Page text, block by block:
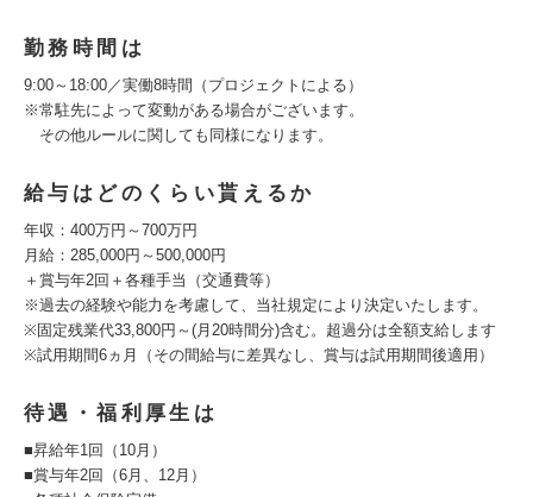
勤務時間は
9:00～18:00／実働8時間（プロジェクトによる）
※常駐先によって変動がある場合がございます。
その他ルールに関しても同様になります。
給与はどのくらい貰えるか
年収：400万円～700万円
月給：285,000円～500,000円
＋賞与年2回＋各種手当（交通費等）
※過去の経験や能力を考慮して、当社規定により決定いたします。
※固定残業代33,800円～(月20時間分)含む。超過分は全額支給します
※試用期間6ヵ月（その間給与に差異なし、賞与は試用期間後適用）
待遇・福利厚生は
■昇給年1回（10月）
■賞与年2回（6月、12月）